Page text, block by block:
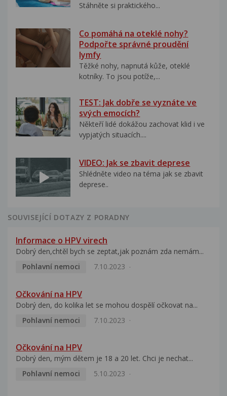
Stáhněte si praktického...
Co pomáhá na oteklé nohy?
Podpořte správné proudění
lymfy
Těžké nohy, napnutá kůže, oteklé
kotníky. To jsou potíže,...
TEST: Jak dobře se vyznáte ve
svých emocích?
Někteří lidé dokážou zachovat klid i ve
vypjatých situacích....
VIDEO: Jak se zbavit deprese
Shlédněte video na téma jak se zbavit
deprese..
SOUVISEJÍCÍ DOTAZY Z PORADNY
Informace o HPV virech
Dobrý den,chtěl bych se zeptat,jak poznám zda nemám...
Pohlavní nemoci
7.10.2023
Očkování na HPV
Dobrý den, do kolika let se mohou dospělí očkovat na...
Pohlavní nemoci
7.10.2023
Očkování na HPV
Dobrý den, mým dětem je 18 a 20 let. Chci je nechat...
Pohlavní nemoci
5.10.2023